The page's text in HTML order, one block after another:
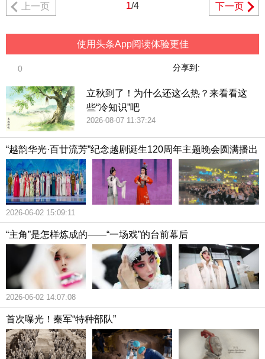
上一页 1/4 下一页
使用头条App阅读体验更佳
分享到:
0
立秋到了！为什么还这么热？来看看这
些“冷知识”吧
2026-08-07 11:37:24
“越韵华光·百廿流芳”纪念越剧诞生120周年主题晚会圆满播出
2026-06-02 15:09:11
“主角”是怎样炼成的——“一场戏”的台前幕后
2026-06-02 14:07:08
首次曝光！秦军“特种部队”